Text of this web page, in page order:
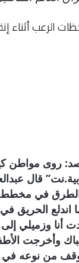
إنقاذه وزميله 3 أطفال من
قال
الطرق في مخطط
اندلع الحريق
وزميلي إلى
وأخرجت
من نوعه في